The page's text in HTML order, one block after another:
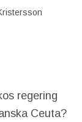
regering
Ceuta?